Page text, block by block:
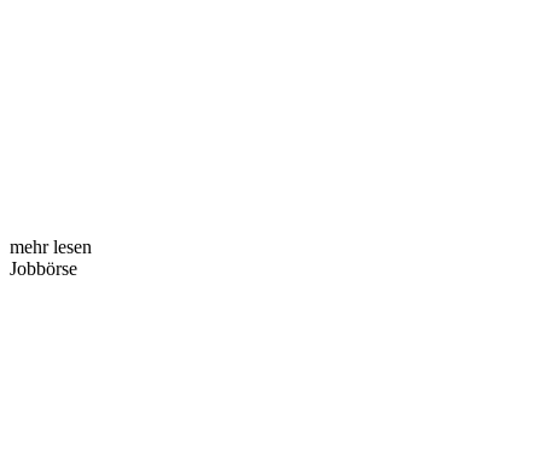
mehr lesen
Jobbörse